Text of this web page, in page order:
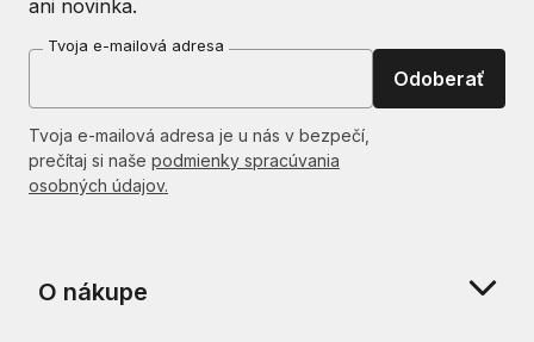
ani novinka.
Tvoja e-mailová adresa
Odoberať
Tvoja e-mailová adresa je u nás v bezpečí,
prečítaj si naše podmienky spracúvania
osobných údajov.
O nákupe